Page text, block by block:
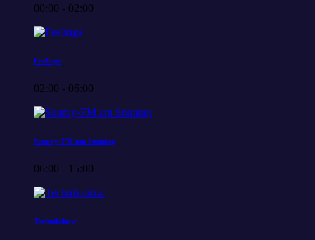
00:00 - 02:00
Feelings
02:00 - 06:00
Sunray-FM am Sonntag
06:00 - 15:00
Technikshow